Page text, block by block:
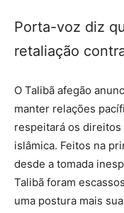
Porta-voz diz
retaliação
O Talibã afegão
manter relações
respeitará os
islâmica. Feitos na
desde a tomada
Talibã foram
uma postura mais